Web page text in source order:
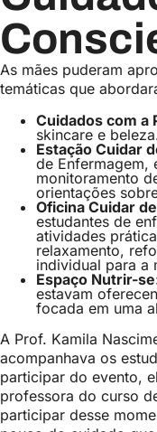
As mães puderam
temáticas que
Cuidados com a
skincare e
Estação Cuidar
de Enfermagem,
monitoramento
orientações
Oficina Cuidar
estudantes de
atividades
relaxamento,
individual para a
Espaço Nutrir-
estavam
focada em uma
A Prof. Kamila
acompanhava os
participar do evento,
professora do curso
participar desse